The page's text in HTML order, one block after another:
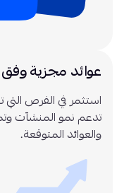
عوائد مجزية
استثمر في الفرص
تدعم نمو المنشآت
والعوائد المتوقعة.